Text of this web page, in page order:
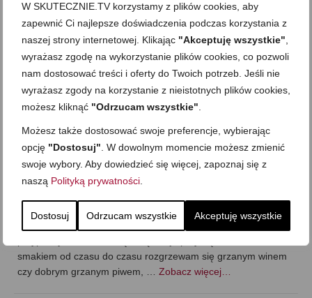
W SKUTECZNIE.TV korzystamy z plików cookies, aby
zapewnić Ci najlepsze doświadczenia podczas korzystania z
naszej strony internetowej. Klikając "Akceptuję wszystkie"
wyrażasz zgodę na wykorzystanie plików cookies, co pozwoli
nam dostosować treści i oferty do Twoich potrzeb. Jeśli nie
wyrażasz zgody na korzystanie z nieistotnych plików cookies,
możesz kliknąć "Odrzucam wszystkie"
Możesz także dostosować swoje preferencje, wybierając
opcję "Dostosuj" . W dowolnym momencie możesz zmienić
swoje wybory. Aby dowiedzieć się więcej, zapoznaj się z
naszą Polityką prywatności
Dostosuj Odrzucam wszystkie Akceptuję wszystkie
3 sposoby na… Grzaniec
bezalkoholowy
22 GRUDNIA 2017 z3 KOMENTARZE
Dzisiaj grzaniec bezalkoholowy –w aż 3 smacznych odsłonach!
Lubię grzańce klasyczne i te mniej klasyczne, bo bardzo lubię
smakiem od czasu do czasu rozgrzewam się grzanym winem
czy dobrym grzanym piwem, … Zobacz więcej…